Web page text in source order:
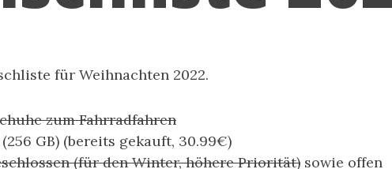
für Weihnachten 2022.
zum Fahrradfahren
GB) (bereits gekauft, 30.99€)
(für den Winter, höhere Priorität) sowie offen